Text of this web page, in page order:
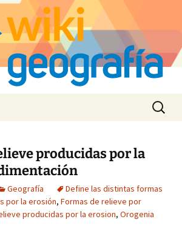
Buscar:
producidas por la
Geografía
Define las distintas formas
por la erosión, Formas de relieve por
producidas por la erosion, Orogenia